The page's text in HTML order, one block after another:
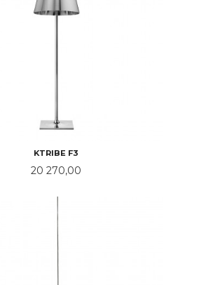
KTRIBE F3
Pris
20 270,00